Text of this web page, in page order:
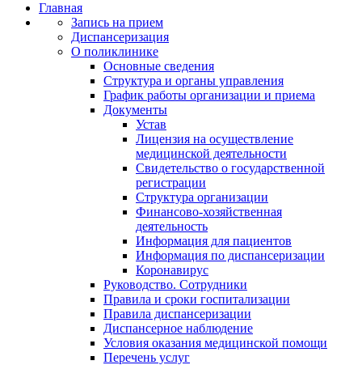
Главная
Запись на прием
Диспансеризация
О поликлинике
Основные сведения
Структура и органы управления
График работы организации и приема
Документы
Устав
Лицензия на осуществление
медицинской деятельности
Свидетельство о государственной
регистрации
Структура организации
Финансово-хозяйственная
деятельность
Информация для пациентов
Информация по диспансеризации
Коронавирус
Руководство. Сотрудники
Правила и сроки госпитализации
Правила диспансеризации
Диспансерное наблюдение
Условия оказания медицинской помощи
Перечень услуг